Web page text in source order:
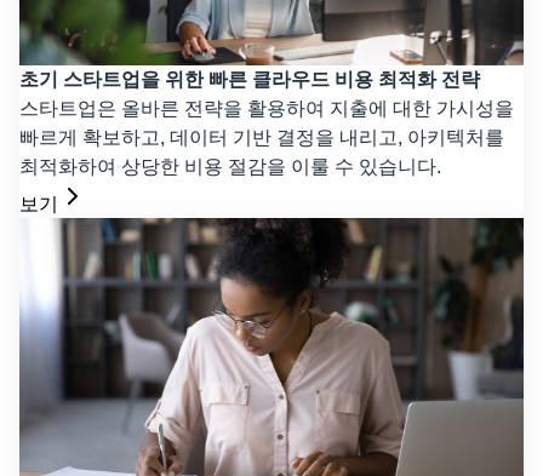
초기 스타트업을 위한 빠른 클라우드 비용 최적화 전략
스타트업은 올바른 전략을 활용하여 지출에 대한 가시성을
빠르게 확보하고, 데이터 기반 결정을 내리고, 아키텍처를
최적화하여 상당한 비용 절감을 이룰 수 있습니다.
보기